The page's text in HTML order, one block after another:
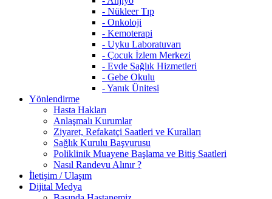
- Nükleer Tıp
- Onkoloji
- Kemoterapi
- Uyku Laboratuvarı
- Çocuk İzlem Merkezi
- Evde Sağlık Hizmetleri
- Gebe Okulu
- Yanık Ünitesi
Yönlendirme
Hasta Hakları
Anlaşmalı Kurumlar
Ziyaret, Refakatçi Saatleri ve Kuralları
Sağlık Kurulu Başvurusu
Poliklinik Muayene Başlama ve Bitiş Saatleri
Nasıl Randevu Alınır ?
İletişim / Ulaşım
Dijital Medya